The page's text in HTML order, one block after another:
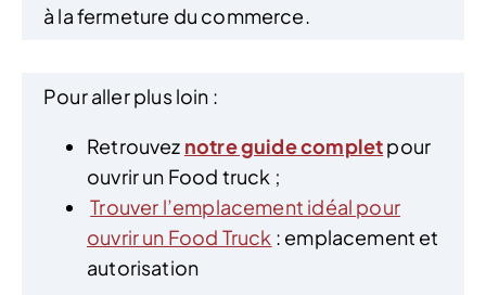
à la fermeture du commerce.
Pour aller plus loin :
Retrouvez notre guide completpour
ouvrir un Food truck ;
Trouver l’emplacement idéal pour
ouvrir un Food Truck : emplacement et
autorisation